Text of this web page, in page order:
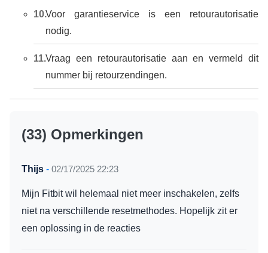
Voor garantieservice is een retourautorisatie
nodig.
Vraag een retourautorisatie aan en vermeld dit
nummer bij retourzendingen.
(33) Opmerkingen
Thijs - 02/17/2025 22:23
Mijn Fitbit wil helemaal niet meer inschakelen, zelfs
niet na verschillende resetmethodes. Hopelijk zit er
een oplossing in de reacties